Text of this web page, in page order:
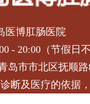
医博肛肠医院
- 20:00（节假日
岛市市北区抚顺
断及医疗的依据